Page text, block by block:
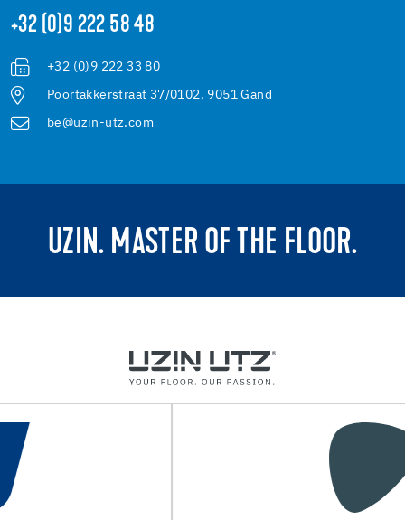
+32 (0)9 222 58 48
+32 (0)9 222 33 80
Poortakkerstraat 37/0102, 9051 Gand
be@uzin-utz.com
UZIN. MASTER OF THE FLOOR.